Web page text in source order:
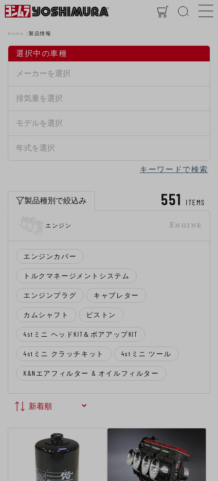
Home 製品情報
選択中の車種
キーワードで検索
551 ITEMS
製品種別で絞込み
Engine
エンジン
エンジンカバー
トルクマネージメントシステム
エンジンプラグ キャブレター
カムシャフト ピストン
4stミニ ヘッドKIT＆ボアアップKIT
4stミニ クラッチキット 4stミニ ツール
K&Nエアフィルター & オイルフィルター